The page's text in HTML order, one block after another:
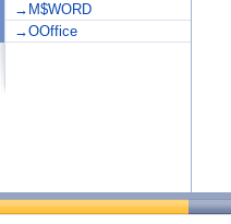
→M$WORD
→OOffice